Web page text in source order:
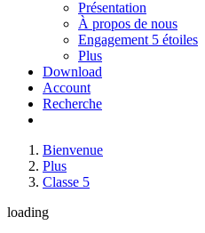
Présentation
À propos de nous
Engagement 5 étoiles
Plus
Download
Account
Recherche
Bienvenue
Plus
Classe 5
loading